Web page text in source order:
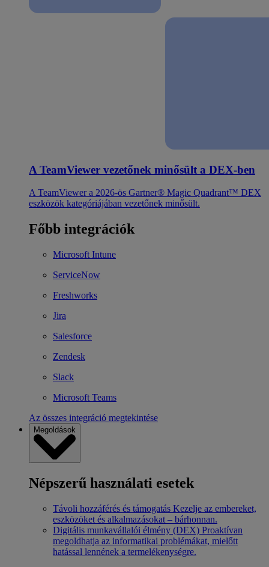
A TeamViewer vezetőnek minősült a DEX-ben
A TeamViewer a 2026-ös Gartner® Magic Quadrant™ DEX
eszközök kategóriájában vezetőnek minősült.
Főbb integrációk
Microsoft Intune
ServiceNow
Freshworks
Jira
Salesforce
Zendesk
Slack
Microsoft Teams
Az összes integráció megtekintése
Megoldások
Népszerű használati esetek
Távoli hozzáférés és támogatás Kezelje az embereket,
eszközöket és alkalmazásokat – bárhonnan.
Digitális munkavállalói élmény (DEX) Proaktívan
megoldhatja az informatikai problémákat, mielőtt
hatással lennének a termelékenységre.